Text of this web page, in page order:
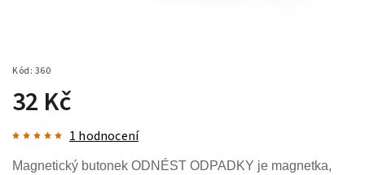
Kód: 360
32 Kč
1 hodnocení
Magnetický butonek ODNÉST ODPADKY je magnetka,